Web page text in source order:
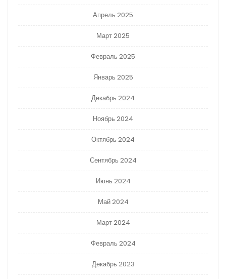
Апрель 2025
Март 2025
Февраль 2025
Январь 2025
Декабрь 2024
Ноябрь 2024
Октябрь 2024
Сентябрь 2024
Июнь 2024
Май 2024
Март 2024
Февраль 2024
Декабрь 2023